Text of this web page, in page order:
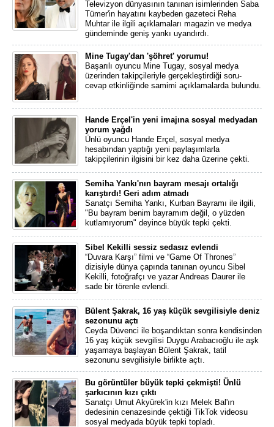
Televizyon dünyasının tanınan isimlerinden Saba
Tümer'in hayatını kaybeden gazeteci Reha
Muhtar ile ilgili açıklamaları magazin ve medya
gündeminde geniş yankı uyandırdı.
Mine Tugay'dan 'şöhret' yorumu!
Başarılı oyuncu Mine Tugay, sosyal medya
üzerinden takipçileriyle gerçekleştirdiği soru-
cevap etkinliğinde samimi açıklamalarda bulundu.
Hande Erçel'in yeni imajına sosyal medyadan
yorum yağdı
Ünlü oyuncu Hande Erçel, sosyal medya
hesabından yaptığı yeni paylaşımlarla
takipçilerinin ilgisini bir kez daha üzerine çekti.
Semiha Yankı'nın bayram mesajı ortalığı
karıştırdı! Geri adım atmadı
Sanatçı Semiha Yankı, Kurban Bayramı ile ilgili,
"Bu bayram benim bayramım değil, o yüzden
kutlamıyorum" deyince büyük tepki çekti.
Sibel Kekilli sessiz sedasız evlendi
“Duvara Karşı” filmi ve “Game Of Thrones”
dizisiyle dünya çapında tanınan oyuncu Sibel
Kekilli, fotoğrafçı ve yazar Andreas Daurer ile
sade bir törenle evlendi.
Bülent Şakrak, 16 yaş küçük sevgilisiyle deniz
sezonunu açtı
Ceyda Düvenci ile boşandıktan sonra kendisinden
16 yaş küçük sevgilisi Duygu Arabacıoğlu ile aşk
yaşamaya başlayan Bülent Şakrak, tatil
sezonunu sevgilisiyle birlikte açtı.
Bu görüntüler büyük tepki çekmişti! Ünlü
şarkıcının kızı çıktı
Sanatçı Umut Akyürek'in kızı Melek Bal'ın
dedesinin cenazesinde çektiği TikTok videosu
sosyal medyada büyük tepki topladı.